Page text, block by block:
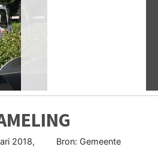
2018,
Bron: Gemeente